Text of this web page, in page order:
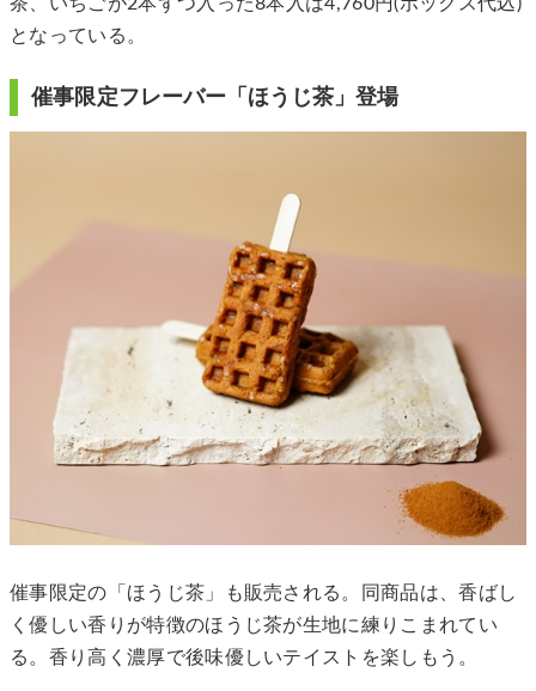
となっている。
催事限定フレーバー「ほうじ茶」登場
催事限定の「ほうじ茶」も販売される。同商品は、香ばし
く優しい香りが特徴のほうじ茶が生地に練りこまれてい
る。香り高く濃厚で後味優しいテイストを楽しもう。